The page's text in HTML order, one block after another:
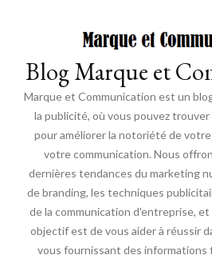
Blog Marque et
Marque et Communication est un
la publicité, où vous pouvez
pour améliorer la notoriété de
votre communication. Nous
dernières tendances du marketing
de branding, les techniques
de la communication d'entreprise,
objectif est de vous aider à réussir
vous fournissant des informations